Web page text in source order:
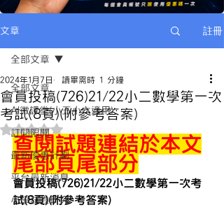
文章 註冊
全部文章
AI微課堂(小五小六適用)
訂閱限閱
最新優惠計劃
平台最新消息
小學試卷研究
全部文章
會員投稿(726)21/22小二數學第一次
考試(8頁)(附參考答案)
2024年1月7日 讀畢需時 1 分鐘
評等為 NaN（最高為 5 顆星）。
查閱試題連結於本文
尾部頁尾部分
會員投稿(726)21/22小二數學第一次考
試(8頁)(附參考答案)